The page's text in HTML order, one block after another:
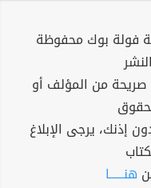
فولة بوك محفوظة
من المؤلف أو
إذنك، يرجى الإبلاغ
هنــــــا